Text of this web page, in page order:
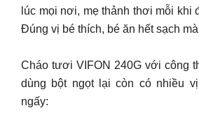
lúc mọi nơi, mẹ thảnh thơi mỗi khi
Đúng vị bé thích, bé ăn hết sạch
Cháo tươi VIFON 240G với công
dùng bột ngọt lại còn có nhiều
ngấy: